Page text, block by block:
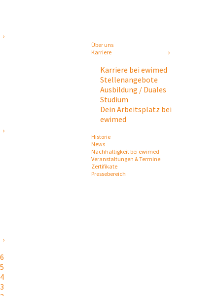
Über uns
Karriere
Karriere bei ewimed
Stellenangebote
Ausbildung / Duales
Studium
Dein Arbeitsplatz bei
ewimed
Historie
News
Nachhaltigkeit bei ewimed
Veranstaltungen & Termine
Zertifikate
Pressebereich